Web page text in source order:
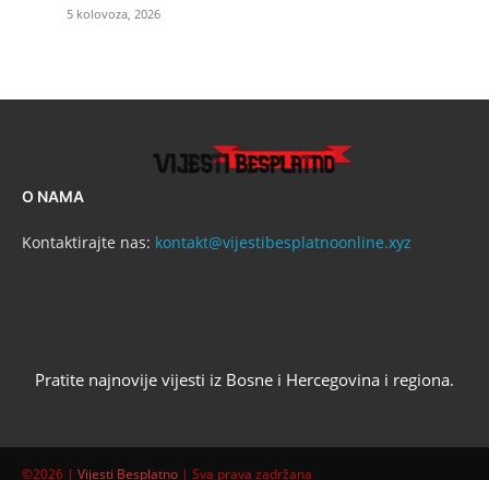
5 kolovoza, 2026
O NAMA
Kontaktirajte nas: kontakt@vijestibesplatnoonline.xyz
Pratite najnovije vijesti iz Bosne i Hercegovina i regiona.
©2026 | Vijesti Besplatno | Sva prava zadržana